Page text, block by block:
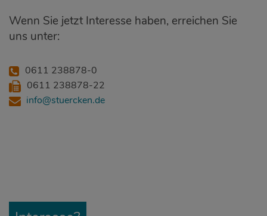
Wenn Sie jetzt Interesse haben, erreichen Sie
uns unter:
0611 238878-0
0611 238878-22
info@stuercken.de